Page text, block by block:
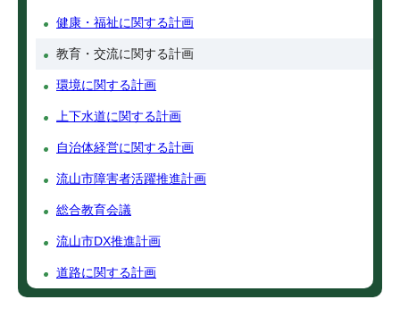
健康・福祉に関する計画
教育・交流に関する計画
環境に関する計画
上下水道に関する計画
自治体経営に関する計画
流山市障害者活躍推進計画
総合教育会議
流山市DX推進計画
道路に関する計画